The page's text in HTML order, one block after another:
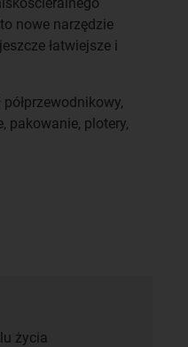
nowe narzędzie
łatwiejsze i
pakowanie, plotery,
życia